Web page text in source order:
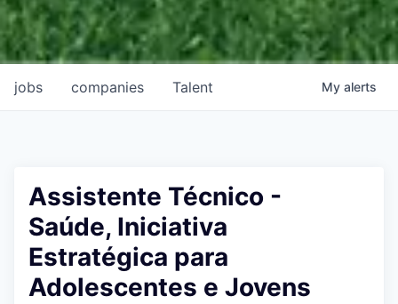
jobs companies Talent My alerts
Assistente Técnico -
Saúde, Iniciativa
Estratégica para
Adolescentes e Jovens